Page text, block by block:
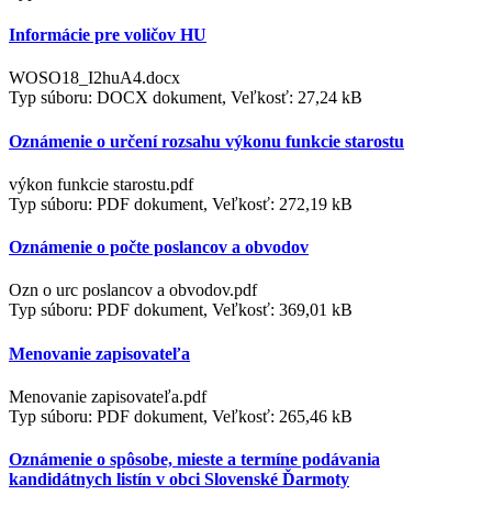
Informácie pre voličov HU
WOSO18_I2huA4.docx
Typ súboru: DOCX dokument, Veľkosť: 27,24 kB
Oznámenie o určení rozsahu výkonu funkcie starostu
výkon funkcie starostu.pdf
Typ súboru: PDF dokument, Veľkosť: 272,19 kB
Oznámenie o počte poslancov a obvodov
Ozn o urc poslancov a obvodov.pdf
Typ súboru: PDF dokument, Veľkosť: 369,01 kB
Menovanie zapisovateľa
Menovanie zapisovateľa.pdf
Typ súboru: PDF dokument, Veľkosť: 265,46 kB
Oznámenie o spôsobe, mieste a termíne podávania
kandidátnych listín v obci Slovenské Ďarmoty